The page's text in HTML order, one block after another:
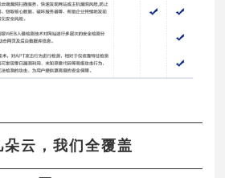
朵云，我们全覆盖